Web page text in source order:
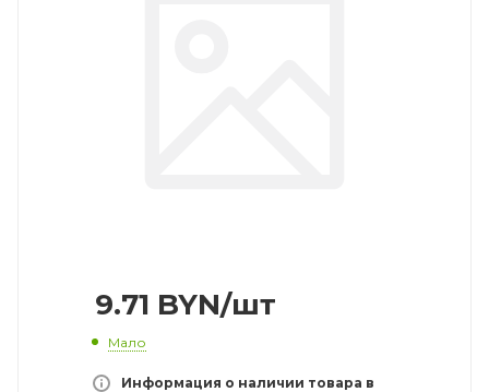
9.71 BYN/шт
Мало
Информация о наличии товара в